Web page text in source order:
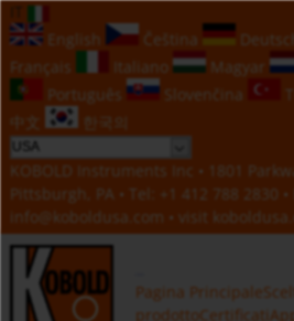
English
Čeština Deutsch
Français
Italiano Magyar
Português
Slovenčina
中文
한국의
KOBOLD Instruments Inc • 1801
Pittsburgh, PA • Tel:
+1 412 788 2830
info@koboldusa.com • visit
Pagina Principale
prodottoCertificati